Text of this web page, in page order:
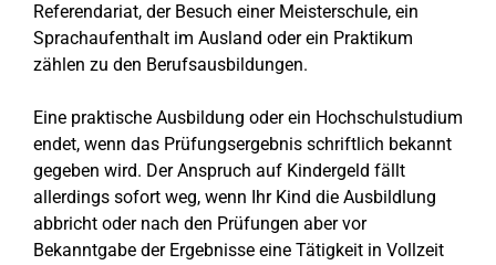
Referendariat, der Besuch einer Meisterschule, ein
Sprachaufenthalt im Ausland oder ein Praktikum
zählen zu den Berufsausbildungen.
Eine praktische Ausbildung oder ein Hochschulstudium
endet, wenn das Prüfungsergebnis schriftlich bekannt
gegeben wird. Der Anspruch auf Kindergeld fällt
allerdings sofort weg, wenn Ihr Kind die Ausbildlung
abbricht oder nach den Prüfungen aber vor
Bekanntgabe der Ergebnisse eine Tätigkeit in Vollzeit